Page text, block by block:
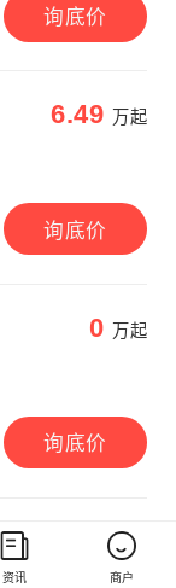
询底价
6.49 万起
询底价
0 万起
询底价
资讯 商户